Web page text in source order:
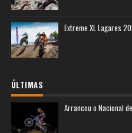
Extreme XL Lagares
ÚLTIMAS
Arrancou o Nacional